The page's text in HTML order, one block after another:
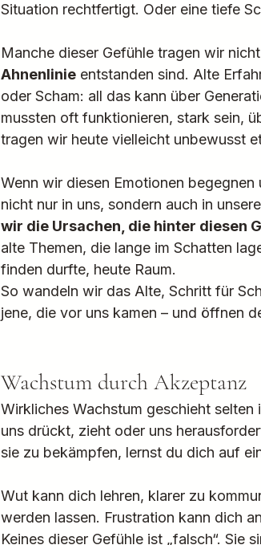
Situation rechtfertigt. Oder eine tiefe
Manche dieser Gefühle tragen wir
Ahnenlinie entstanden sind. Alte
oder Scham: all das kann über
mussten oft funktionieren, stark sein,
tragen wir heute vielleicht unbewusst
Wenn wir diesen Emotionen
nicht nur in uns, sondern auch in
wir die Ursachen, die hinter diesen
alte Themen, die lange im Schatten
finden durfte, heute Raum.
So wandeln wir das Alte, Schritt für
jene, die vor uns kamen – und öffnen
Wachstum durch Akzeptanz
Wirkliches Wachstum geschieht
uns drückt, zieht oder uns
sie zu bekämpfen, lernst du dich auf
Wut kann dich lehren, klarer zu
werden lassen. Frustration kann dich
Keines dieser Gefühle ist „falsch“. Sie